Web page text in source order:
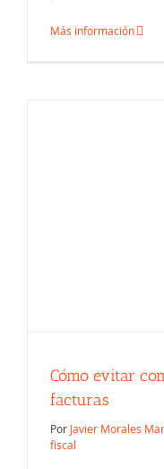
Más información
Cómo evitar
facturas
Por Javier Morales
fiscal